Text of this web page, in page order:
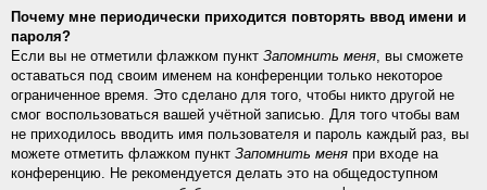
Почему мне периодически приходится повторять ввод имени и
пароля?
Если вы не отметили флажком пункт Запомнить меня , вы сможете
оставаться под своим именем на конференции только некоторое
ограниченное время. Это сделано для того, чтобы никто другой не
смог воспользоваться вашей учётной записью. Для того чтобы вам
не приходилось вводить имя пользователя и пароль каждый раз, вы
можете отметить флажком пункт Запомнить меня при входе на
конференцию. Не рекомендуется делать это на общедоступном